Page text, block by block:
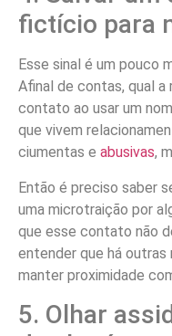
fictício para
Esse sinal é um pouco
Afinal de contas, qual a
contato ao usar um
que vivem
ciumentas e abusivas,
Então é preciso saber
uma microtraição por
que esse contato não
entender que há outras
manter proximidade
5. Olhar